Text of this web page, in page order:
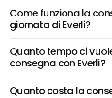
Come funziona la
giornata di Everli?
Quanto tempo ci
consegna con Everli?
Quanto costa la